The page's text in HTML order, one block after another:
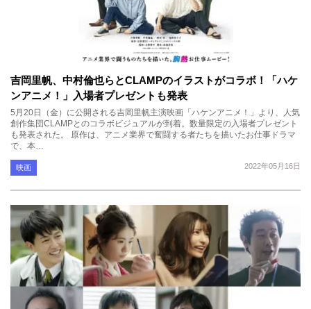
吉岡里帆、中村倫也らとCLAMPのイラストがコラボ！「ハケ
ンアニメ！」入場者プレゼントも発表
5月20日（金）に公開される吉岡里帆主演映画「ハケンアニメ！」より、人気
創作集団CLAMPとのコラボビジュアルが到着。数量限定の入場者プレゼント
も発表された。 原作は、アニメ業界で奮闘する者たちを描いたお仕事ドラマ
で、本…
2022年05月16日
映画